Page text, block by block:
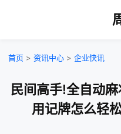
首页 > 资讯中心 > 企业快讯
民间高手!全自动
用记牌怎么轻